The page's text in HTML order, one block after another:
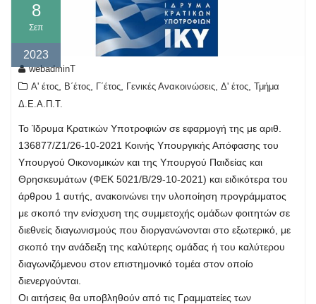
8
Σεπ
2023
webadminT
Α' έτος
Β΄έτος Γ΄έτος Γενικές Ανακοινώσεις Δ' έτος Τμήμα
Δ.Ε.Α.Π.Τ.
Το Ίδρυμα Κρατικών Υποτροφιών σε εφαρμογή της με αριθ.
136877/Ζ1/26-10-2021 Κοινής Υπουργικής Απόφασης του
Υπουργού Οικονομικών και της Υπουργού Παιδείας και
Θρησκευμάτων (ΦΕΚ 5021/Β/29-10-2021) και ειδικότερα του
άρθρου 1 αυτής, ανακοινώνει την υλοποίηση προγράμματος
με σκοπό την ενίσχυση της συμμετοχής ομάδων φοιτητών σε
διεθνείς διαγωνισμούς που διοργανώνονται στο εξωτερικό, με
σκοπό την ανάδειξη της καλύτερης ομάδας ή του καλύτερου
διαγωνιζόμενου στον επιστημονικό τομέα στον οποίο
διενεργούνται.
Οι αιτήσεις θα υποβληθούν από τις Γραμματείες των